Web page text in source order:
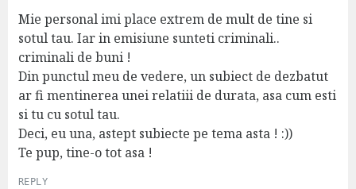
s
Mie personal imi place extrem de mult de tine si
sotul tau. Iar in emisiune sunteti criminali..
criminali de buni !
Din punctul meu de vedere, un subiect de dezbatut
ar fi mentinerea unei relatiii de durata, asa cum esti
si tu cu sotul tau.
Deci, eu una, astept subiecte pe tema asta ! :))
Te pup, tine-o tot asa !
REPLY